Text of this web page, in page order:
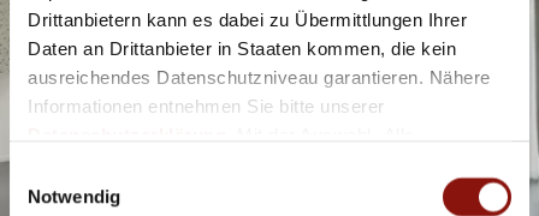
Drittanbietern kann es dabei zu Übermittlungen Ihrer
Daten an Drittanbieter in Staaten kommen, die kein
ausreichendes Datenschutzniveau garantieren. Nähere
Informationen entnehmen Sie bitte unserer
Cookies und Drittanbietern (inkl. Drittstaaten-
Notwendig